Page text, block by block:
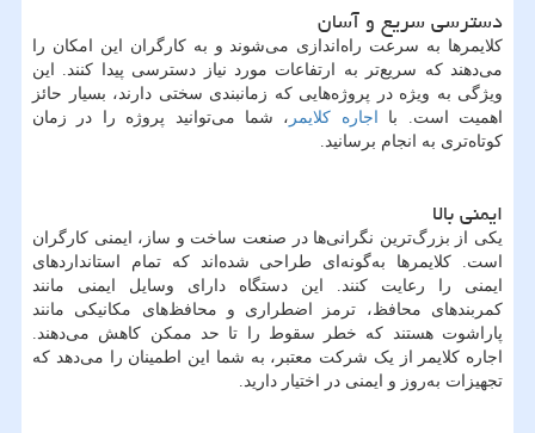
دسترسی سریع و آسان
کلایمرها به سرعت راه‌اندازی می‌شوند و به کارگران این امکان را
می‌دهند که سریع‌تر به ارتفاعات مورد نیاز دسترسی پیدا کنند. این
ویژگی به ویژه در پروژه‌هایی که زمانبندی سختی دارند، بسیار حائز
اهمیت است. با اجاره کلایمر ، شما می‌توانید پروژه را در زمان
کوتاه‌تری به انجام برسانید.
ایمنی بالا
یکی از بزرگ‌ترین نگرانی‌ها در صنعت ساخت و ساز، ایمنی کارگران
است. کلایمرها به‌گونه‌ای طراحی شده‌اند که تمام استانداردهای
ایمنی را رعایت کنند. این دستگاه دارای وسایل ایمنی مانند
کمربندهای محافظ، ترمز اضطراری و محافظ‌های مکانیکی مانند
پاراشوت هستند که خطر سقوط را تا حد ممکن کاهش می‌دهند.
اجاره کلایمر از یک شرکت معتبر، به شما این اطمینان را می‌دهد که
تجهیزات به‌روز و ایمنی در اختیار دارید.